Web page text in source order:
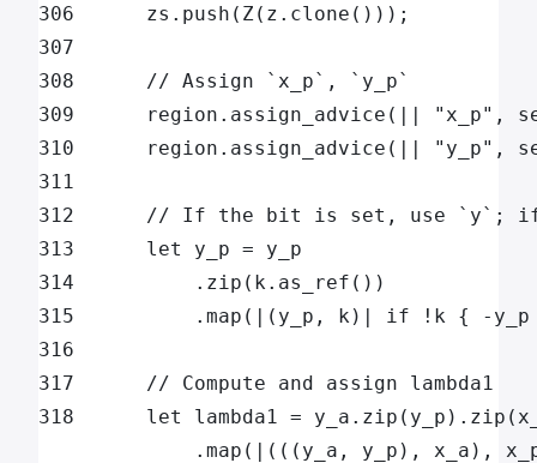
306      zs.push(Z(z.clone()));
307
308      // Assign `x_p`, `y_p`
309      region.assign_advice(|| "x_p",
310      region.assign_advice(||
311
312      // If the bit is set, use `y`;
313      let y_p = y_p
314          .zip(k.as_ref())
315          .map(|(y_p, k)| if !k { -
316
317      // Compute and assign lambda1
318      let lambda1 =
.map(|(((y_a, y_p), x_a),